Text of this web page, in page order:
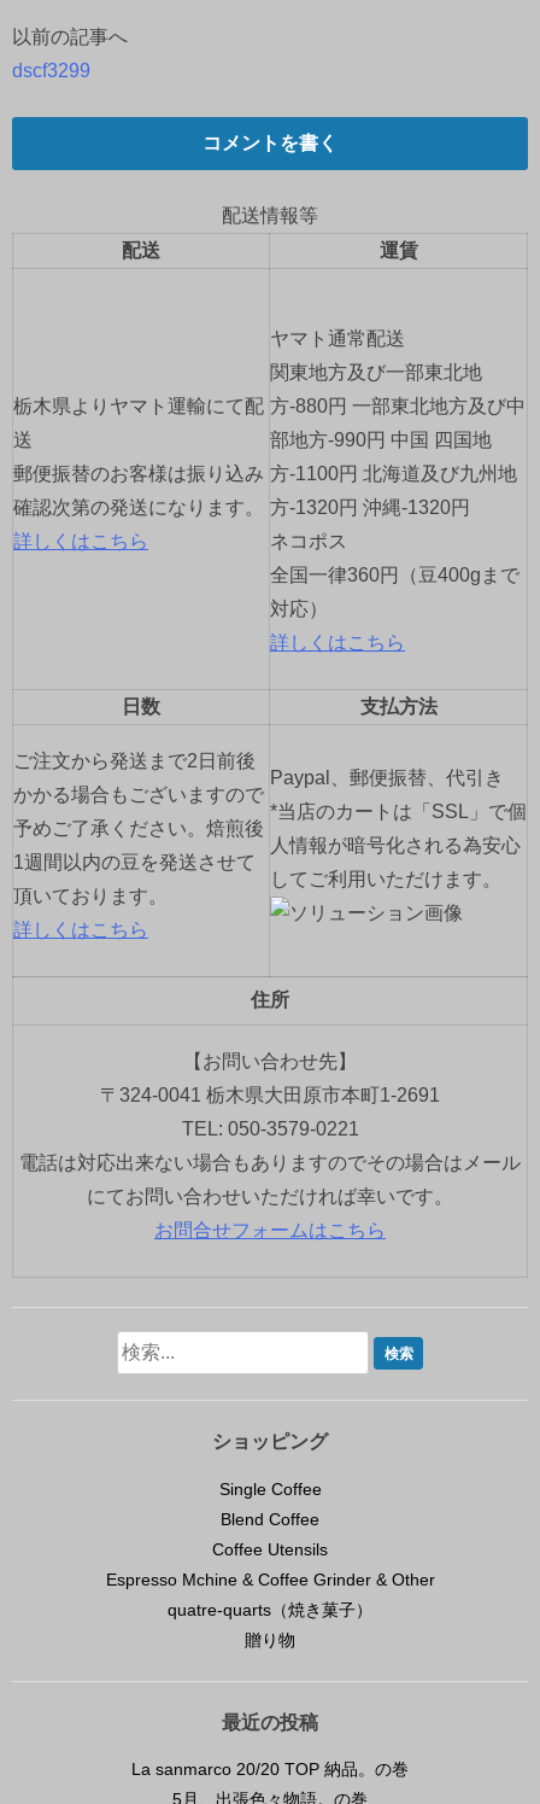
投
ョ
ン
以前の記事へ
dscf3299
コメントを書く
配送情報等
配送
運賃
栃木県よりヤマト運輸にて配
送
郵便振替のお客様は振り込み
確認次第の発送になります。
詳しくはこちら
ヤマト通常配送
関東地方及び一部東北地
方-880円 一部東北地方及び中
部地方-990円 中国 四国地
方-1100円 北海道及び九州地
方-1320円 沖縄-1320円
ネコポス
全国一律360円（豆400gまで
対応）
詳しくはこちら
日数 支払方法
ご注文から発送まで2日前後
かかる場合もございますので
予めご了承ください。焙煎後
1週間以内の豆を発送させて
頂いております。
詳しくはこちら
Paypal、郵便振替、代引き
*当店のカートは「SSL」で個
人情報が暗号化される為安心
してご利用いただけます。
住所
【お問い合わせ先】
〒324-0041 栃木県大田原市本町1-2691
TEL: 050-3579-0221
電話は対応出来ない場合もありますのでその場合はメール
にてお問い合わせいただければ幸いです。
お問合せフォームはこちら
ショッピング
Single Coffee
Blend Coffee
Coffee Utensils
Espresso Mchine & Coffee Grinder & Other
quatre-quarts（焼き菓子）
贈り物
最近の投稿
La sanmarco 20/20 TOP 納品。の巻
5月、出張色々物語。の巻